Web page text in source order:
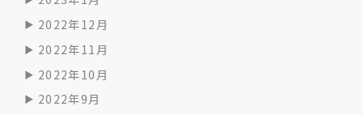
2022年12月
2022年11月
2022年10月
2022年9月